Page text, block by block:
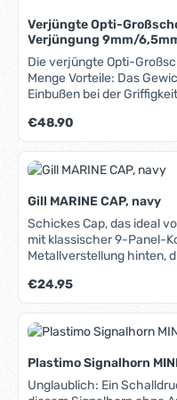
Verjüngte Opti-
Verjüngung 9mm/
Die verjüngte Opti-
Menge Vorteile: Das Gewicht wird merklich reduziert, ohne
Einbußen bei der
Lauf und weniger Krafteinsatz, Möglichkeit,
leichtere Blöcke zu verwenden, erheblich
und weniger Leinen-Chaos im Boot,
merkliche Leistungssteigerung des
hochwertigen Materialien
hervorragenden
Abriebfestigkeit und lange
ROBLINE-Tauwerk. Die
Arbeit und erhalten ein
fließenden Übergang kein
mögliche Sollbruchstelle,
Verjüngungen entsteht. In unserem Blog können Sie
und Pflege von Tauwerk
Regulärer Preis:
€48.90
Gill MARINE CAP, navy
Schickes Cap, das ideal vor
mit klassischer 9-Panel-
Metallverstellung hinten,
Aktivität auf oder am
Regulärer Preis:
€24.95
Plastimo Signalhorn
Unglaublich: Ein